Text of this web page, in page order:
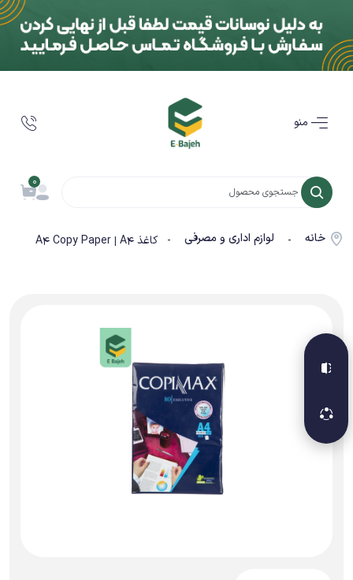
0
خانه - لوازم اداری و مصرفی - کاغذ A4 Copy Paper | A4